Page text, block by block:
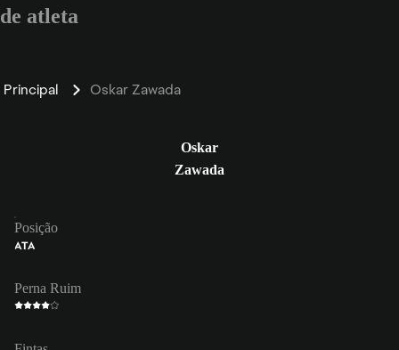
de atleta
Principal Oskar Zawada
Oskar
Zawada
Posição
ATA
Perna Ruim